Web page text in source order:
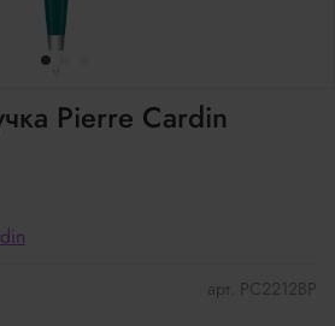
арт. PC2212BP
Pierre Cardin